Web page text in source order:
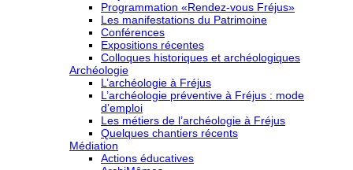
Programmation «Rendez-vous Fréjus»
Les manifestations du Patrimoine
Conférences
Expositions récentes
Colloques historiques et archéologiques
Archéologie
L’archéologie à Fréjus
L’archéologie préventive à Fréjus : mode
d’emploi
Les métiers de l’archéologie à Fréjus
Quelques chantiers récents
Médiation
Actions éducatives